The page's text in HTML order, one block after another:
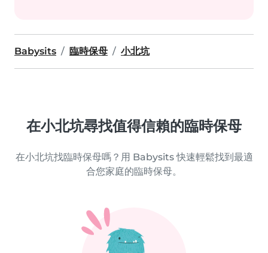
Babysits 臨時保母 小北坑
在小北坑尋找值得信賴的臨時保母
在小北坑找臨時保母嗎？用 Babysits 快速輕鬆找到最適
合您家庭的臨時保母。